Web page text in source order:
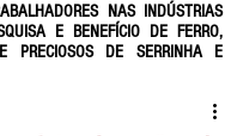
NAS INDÚSTRIAS
E BENEFÍCIO DE FERRO,
PRECIOSOS DE SERRINHA E